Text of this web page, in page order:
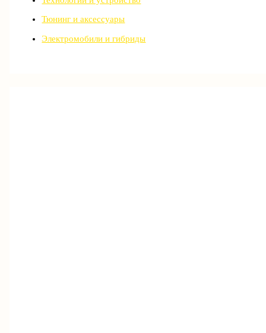
Тюнинг и аксессуары
Электромобили и гибриды